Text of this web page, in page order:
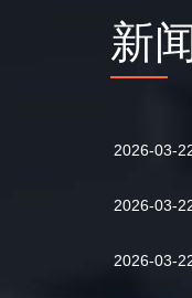
新
2026-03-
2026-03-
2026-03-